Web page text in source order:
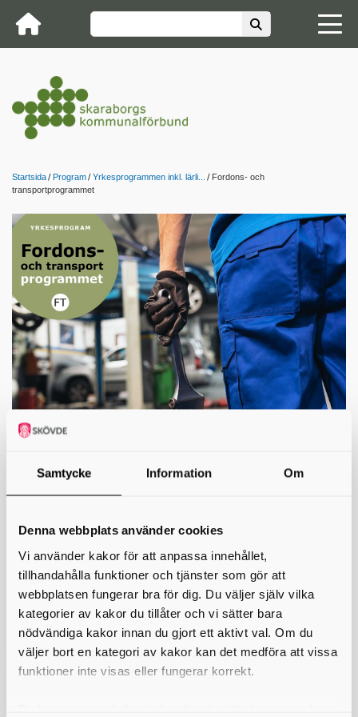
Samtycke Information Om
Denna webbplats använder cookies
Vi använder kakor för att anpassa innehållet,
tillhandahålla funktioner och tjänster som gör att
webbplatsen fungerar bra för dig. Du väljer själv vilka
kategorier av kakor du tillåter och vi sätter bara
nödvändiga kakor innan du gjort ett aktivt val. Om du
väljer bort en kategori av kakor kan det medföra att vissa
funktioner inte visas eller fungerar korrekt.
Startsida Program Yrkesprogrammen inkl. lärli...
Fordons- och
transportprogrammet
Fordons- och transportprogrammet
YRKESPROGRAM
Är du intresserad av modern teknik, att köra eller meka med fordon?
På fordons- och transportprogrammet kan du lära dig modern teknik,
lackering, att lagabilar och andra fordon och att köra lastbil eller buss.
Inriktningar
• Fordonsskadeteknik och lackering
• Lastbil och mobila maskiner
• Personbil